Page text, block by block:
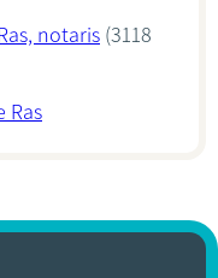
notaris (3118
Ras